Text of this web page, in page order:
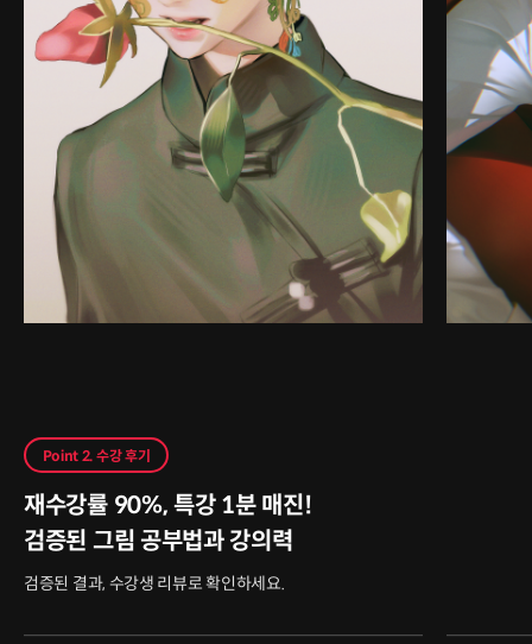
Point 2. 수강 후기
재수강률 90%, 특강 1분 매진!
검증된 그림 공부법과 강의력
검증된 결과, 수강생 리뷰로 확인하세요.